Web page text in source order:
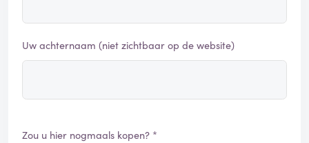
Uw achternaam (niet zichtbaar op de website)
Zou u hier nogmaals kopen? *